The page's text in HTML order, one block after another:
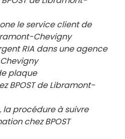
le service client de
Chevigny
RIA dans une agence
plaque
BPOST deLibramont-
procédure à suivre
chez BPOST